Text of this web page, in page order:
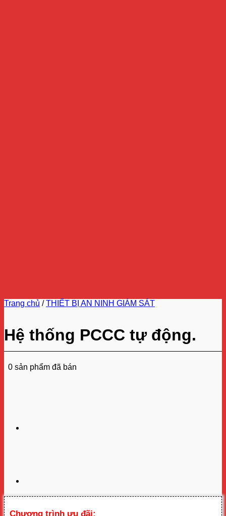
Trang chủ / THIẾT BỊ AN NINH GIÁM SÁT
Hệ thống PCCC tự động.
0 sản phẩm đã bán
Chương trình ưu đãi: